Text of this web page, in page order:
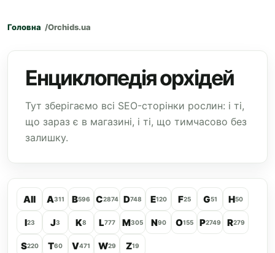
Головна Orchids.ua
Енциклопедія орхідей
Тут зберігаємо всі SEO-сторінки рослин: і ті,
що зараз є в магазині, і ті, що тимчасово без
залишку.
All A311 B596 C2874 D748 E120 F25 G51 H50
I23 J3 K8 L777 M305 N90 O155 P2749 R279
S220 T60 V471 W29 Z19